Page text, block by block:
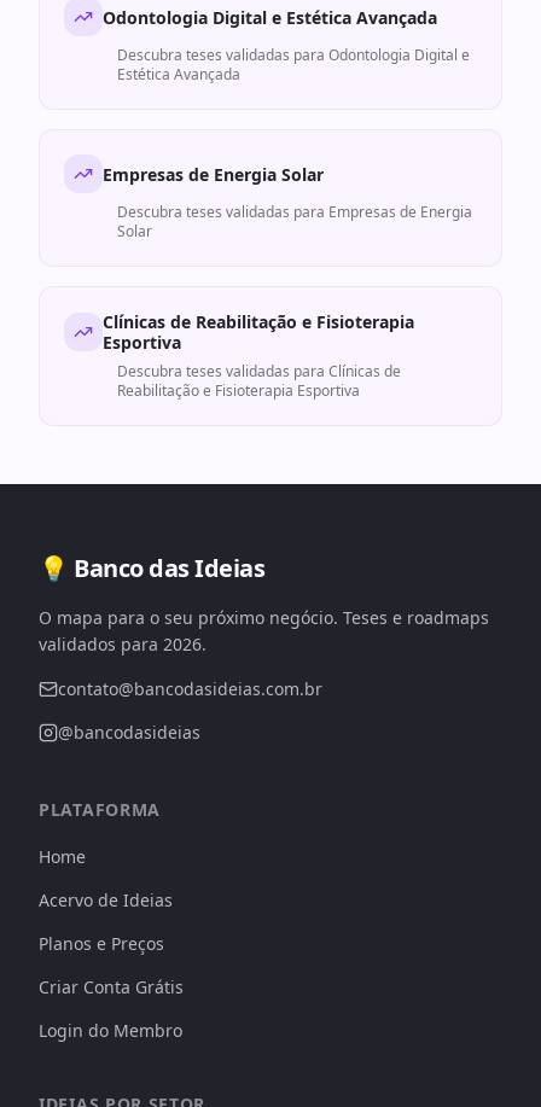
Odontologia Digital e Estética Avançada
Descubra teses validadas para Odontologia Digital e
Estética Avançada
Empresas de Energia Solar
Descubra teses validadas para Empresas de Energia
Solar
Clínicas de Reabilitação e Fisioterapia
Esportiva
Descubra teses validadas para Clínicas de
Reabilitação e Fisioterapia Esportiva
💡 Banco das Ideias
O mapa para o seu próximo negócio. Teses e roadmaps
validados para 2026.
contato@bancodasideias.com.br
@bancodasideias
PLATAFORMA
Home
Acervo de Ideias
Planos e Preços
Criar Conta Grátis
Login do Membro